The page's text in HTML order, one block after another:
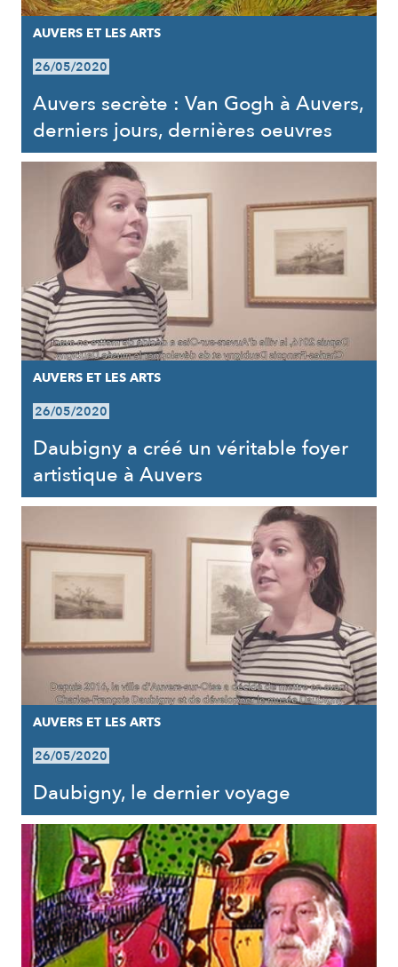
AUVERS ET LES ARTS
26/05/2020
Auvers secrète : Van Gogh à Auvers,
derniers jours, dernières oeuvres
AUVERS ET LES ARTS
26/05/2020
Daubigny a créé un véritable foyer
artistique à Auvers
AUVERS ET LES ARTS
26/05/2020
Daubigny, le dernier voyage